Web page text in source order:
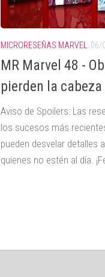
MICRORESEÑAS MARVEL 06/
MR Marvel 48 -
pierden la
Aviso de Spoilers: Las
los sucesos más
pueden desvelar detalles
quienes no estén al día.